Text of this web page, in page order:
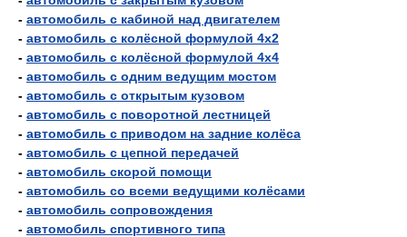
- автомобиль с кабиной над двигателем
- автомобиль с колёсной формулой 4х2
- автомобиль с колёсной формулой 4х4
- автомобиль с одним ведущим мостом
- автомобиль с открытым кузовом
- автомобиль с поворотной лестницей
- автомобиль с приводом на задние колёса
- автомобиль с цепной передачей
- автомобиль скорой помощи
- автомобиль со всеми ведущими колёсами
- автомобиль сопровождения
- автомобиль спортивного типа